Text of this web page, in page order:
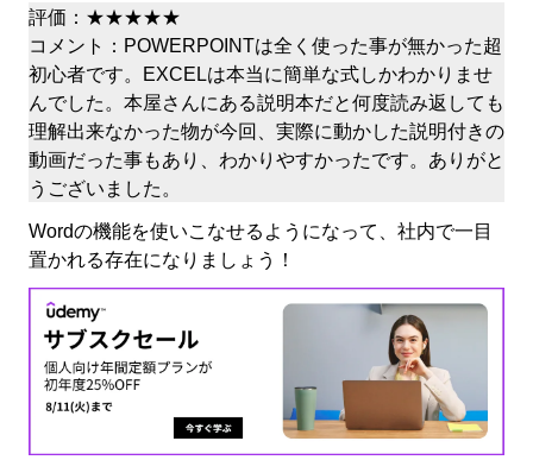
評価：★★★★★
コメント：POWERPOINTは全く使った事が無かった超
初心者です。EXCELは本当に簡単な式しかわかりませ
んでした。本屋さんにある説明本だと何度読み返しても
理解出来なかった物が今回、実際に動かした説明付きの
動画だった事もあり、わかりやすかったです。ありがと
うございました。
Wordの機能を使いこなせるようになって、社内で一目
置かれる存在になりましょう！